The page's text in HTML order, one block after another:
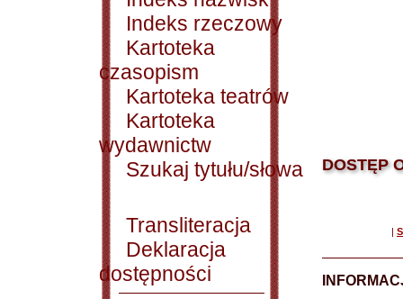
Indeks rzeczowy
Kartoteka
czasopism
Kartoteka teatrów
Kartoteka
wydawnictw
Szukaj tytułu/słowa
Transliteracja
Deklaracja
dostępności
DOSTĘP
|